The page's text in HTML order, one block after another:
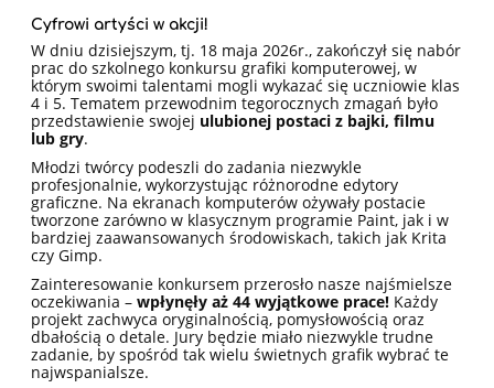
Cyfrowi artyści w akcji!
W dniu dzisiejszym, tj. 18 maja 2026r., zakończył się nabór
prac do szkolnego konkursu grafiki komputerowej, w
którym swoimi talentami mogli wykazać się uczniowie klas
4 i 5. Tematem przewodnim tegorocznych zmagań było
przedstawienie swojej ulubionej postaci z bajki, filmu
lub gry.
Młodzi twórcy podeszli do zadania niezwykle
profesjonalnie, wykorzystując różnorodne edytory
graficzne. Na ekranach komputerów ożywały postacie
tworzone zarówno w klasycznym programie Paint, jak i w
bardziej zaawansowanych środowiskach, takich jak Krita
czy Gimp.
Zainteresowanie konkursem przerosło nasze najśmielsze
oczekiwania –wpłynęły aż 44 wyjątkowe prace! Każdy
projekt zachwyca oryginalnością, pomysłowością oraz
dbałością o detale. Jury będzie miało niezwykle trudne
zadanie, by spośród tak wielu świetnych grafik wybrać te
najwspanialsze.